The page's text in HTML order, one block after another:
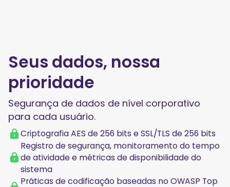
Seus dados, nossa
prioridade
Segurança de dados de nível corporativo
para cada usuário.
Criptografia AES de 256 bits e SSL/TLS de 256 bits
Registro de segurança, monitoramento do tempo
de atividade e métricas de disponibilidade do
sistema
Práticas de codificação baseadas no OWASP Top